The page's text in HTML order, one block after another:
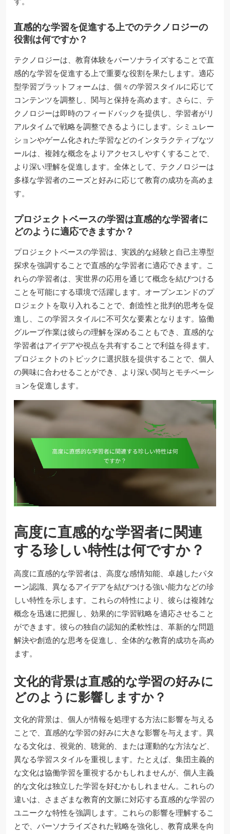
直感的な学習を促進する上でのテクノロジーの
役割は何ですか？
テクノロジーは、教育体験をパーソナライズすることで直
感的な学習を促進する上で重要な役割を果たします。適応
型学習プラットフォームは、個々の学習スタイルに応じて
コンテンツを調整し、関与と保持を高めます。さらに、テ
クノロジーは即時のフィードバックを提供し、学習者がリ
アルタイムで戦略を調整できるようにします。シミュレー
ションやゲーム化された学習などのインタラクティブなツ
ールは、複雑な概念をよりアクセスしやすくすることで、
より深い理解を促進します。全体として、テクノロジーは
多様な学習者のニーズと好みに応じて教育の成功を高めま
す。
プロジェクトベースの学習は直感的な学習者に
どのように適応できますか？
プロジェクトベースの学習は、実践的な経験と自己主導型
探求を強調することで直感的な学習者に適応できます。こ
れらの学習者は、実世界の応用を通じて概念を結びつける
ことを可能にする環境で活躍します。オープンエンドのプ
ロジェクトを取り入れることで、創造性と批判的思考を促
進し、この学習スタイルに不可欠な要素となります。協働
グループ作業は彼らの理解を深めることもでき、直感的な
学習者はアイデアや視点を共有することで利益を得ます。
プロジェクトのトピックに選択肢を提供することで、個人
の興味に合わせることができ、より深い関与とモチベーシ
ョンを促進します。
高度に直感的な学習者に関連
する珍しい特性は何ですか？
高度に直感的な学習者は、高度な感情知能、卓越したパタ
ーン認識、異なるアイデアを結びつける強い能力などの珍
しい特性を示します。これらの特性により、彼らは複雑な
概念を迅速に把握し、効果的に学習戦略を適応させること
ができます。彼らの独自の認知的柔軟性は、革新的な問題
解決や創造的な思考を促進し、全体的な教育的成功を高め
ます。
文化的背景は直感的な学習の好みに
どのように影響しますか？
文化的背景は、個人が情報を処理する方法に影響を与える
ことで、直感的な学習の好みに大きな影響を与えます。異
なる文化は、視覚的、聴覚的、または運動的な方法など、
異なる学習スタイルを重視します。たとえば、集団主義的
な文化は協働学習を重視するかもしれませんが、個人主義
的な文化は独立した学習を好むかもしれません。これらの
違いは、さまざまな教育的文脈に対応する直感的な学習の
ユニークな特性を強調します。これらの影響を理解するこ
とで、パーソナライズされた戦略を強化し、教育成果を向